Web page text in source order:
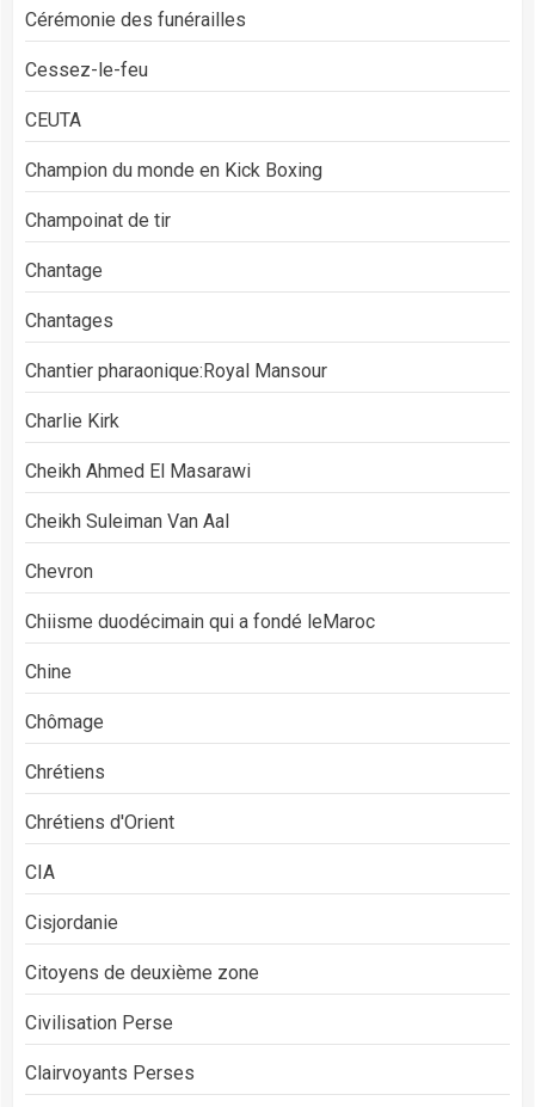
Cérémonie des funérailles
Cessez-le-feu
CEUTA
Champion du monde en Kick Boxing
Champoinat de tir
Chantage
Chantages
Chantier pharaonique:Royal Mansour
Charlie Kirk
Cheikh Ahmed El Masarawi
Cheikh Suleiman Van Aal
Chevron
Chiisme duodécimain qui a fondé leMaroc
Chine
Chômage
Chrétiens
Chrétiens d'Orient
CIA
Cisjordanie
Citoyens de deuxième zone
Civilisation Perse
Clairvoyants Perses